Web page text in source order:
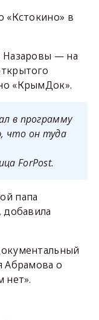
«Кстокино» в
Назаровы — на
«КрымДок».
в программу
что он туда
ForPost.
папа
добавила
Абрамова о
нет».